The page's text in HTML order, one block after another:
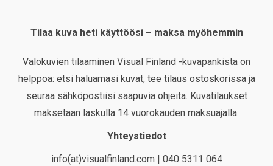
Tilaa kuva heti käyttöösi – maksa myöhemmin
Valokuvien tilaaminen Visual Finland -kuvapankista on
helppoa: etsi haluamasi kuvat, tee tilaus ostoskorissa ja
seuraa sähköpostiisi saapuvia ohjeita. Kuvatilaukset
maksetaan laskulla 14 vuorokauden maksuajalla.
Yhteystiedot
info(at)visualfinland.com | 040 5311 064